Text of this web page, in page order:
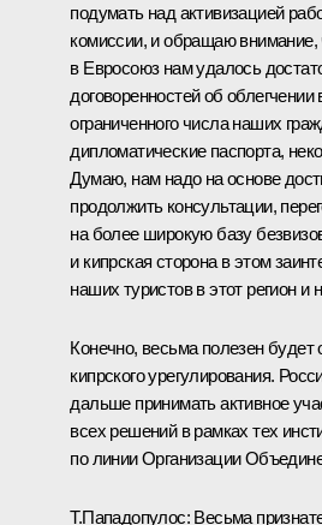
подумать над активизацией
комиссии, и обращаю внимание,
в Евросоюз нам удалось
договоренностей об
ограниченного числа наших
дипломатические паспорта,
Думаю, нам надо на основе
продолжить консультации,
на более широкую базу
и кипрская сторона в этом
наших туристов в этот регион и
Конечно, весьма полезен
кипрского урегулирования.
дальше принимать активное
всех решений в рамках тех
по линии Организации
Т.Пападопулос: Весьма